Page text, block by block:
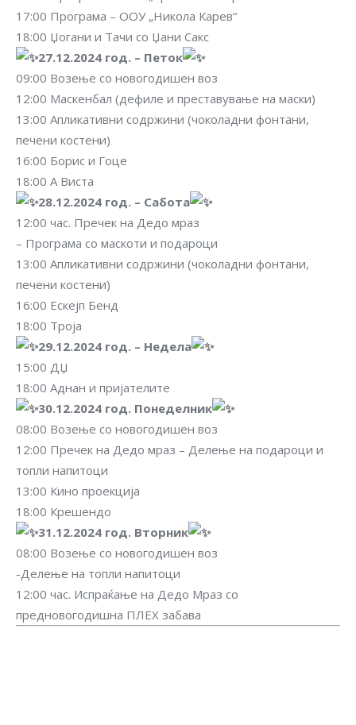
17:00 Програма – ООУ „Никола Карев“
18:00 Џогани и Тачи со Џани Сакс
27.12.2024 год. – Петок
09:00 Возење со новогодишен воз
12:00 Маскенбал (дефиле и преставување на маски)
13:00 Апликативни содржини (чоколадни фонтани,
печени костени)
16:00 Борис и Гоце
18:00 А Виста
28.12.2024 год. – Сабота
12:00 час. Пречек на Дедо мраз
– Програма со маскоти и подароци
13:00 Апликативни содржини (чоколадни фонтани,
печени костени)
16:00 Ескејп Бенд
18:00 Троја
29.12.2024 год. – Недела
15:00 ДЏ
18:00 Аднан и пријателите
30.12.2024 год. Понеделник
08:00 Возење со новогодишен воз
12:00 Пречек на Дедо мраз – Делење на подароци и
топли напитоци
13:00 Кино проекција
18:00 Крешендо
31.12.2024 год. Вторник
08:00 Возење со новогодишен воз
-Делење на топли напитоци
12:00 час. Испраќање на Дедо Мраз со
предновогодишна ПЛЕХ забава